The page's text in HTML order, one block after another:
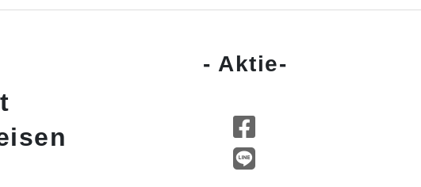
- Aktie-